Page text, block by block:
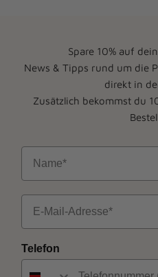
Spare 10% auf
News & Tipps rund um die
direkt in
Zusätzlich bekommst du
Name
Email
Telefon